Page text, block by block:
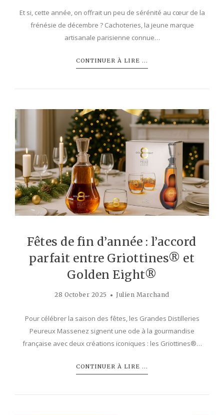
Et si, cette année, on offrait un peu de sérénité au cœur de la
frénésie de décembre ? Cachoteries, la jeune marque
artisanale parisienne connue…
CONTINUER À LIRE ...
Fêtes de fin d’année : l’accord
parfait entre Griottines® et
Golden Eight®
28 October 2025 Julien Marchand
Pour célébrer la saison des fêtes, les Grandes Distilleries
Peureux Massenez signent une ode à la gourmandise
française avec deux créations iconiques : les Griottines®…
CONTINUER À LIRE ...